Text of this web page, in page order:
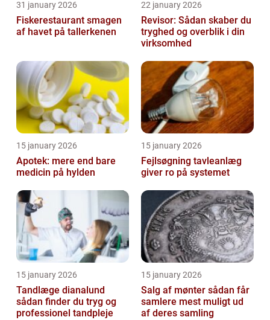
31 january 2026
Fiskerestaurant smagen
af havet på tallerkenen
22 january 2026
Revisor: Sådan skaber du
tryghed og overblik i din
virksomhed
15 january 2026
Apotek: mere end bare
medicin på hylden
15 january 2026
Fejlsøgning tavleanlæg
giver ro på systemet
15 january 2026
Tandlæge dianalund
sådan finder du tryg og
professionel tandpleje
15 january 2026
Salg af mønter sådan får
samlere mest muligt ud
af deres samling